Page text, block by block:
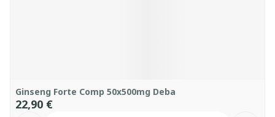
Ginseng Forte Comp 50x500mg Deba
22,90 €